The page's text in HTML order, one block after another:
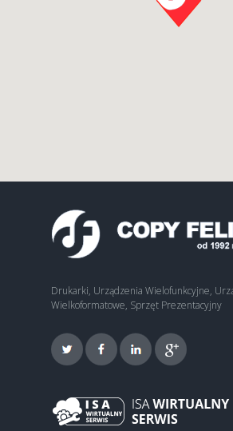
Drukarki, Urządzenia Wielofunkcyjne,
Wielkoformatowe, Sprzęt Prezentacyjny